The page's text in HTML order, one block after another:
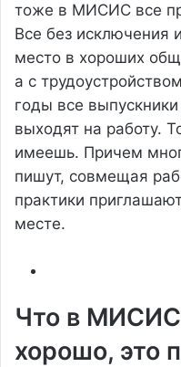
тоже в МИСИС все
Все без исключения
место в хороших
а с
годы все
выходят на работу.
имеешь. Причем
пишут, совмещая
практики
месте.
Что в МИСИС
хорошо, это